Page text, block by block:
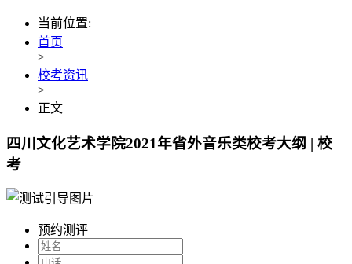
当前位置:
首页
>
校考资讯
>
正文
四川文化艺术学院2021年省外音乐类校考大纲 | 校
考
预约测评